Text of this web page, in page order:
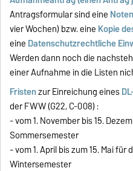
Antragsformular sind eine
vier Wochen) bzw. eine Kopie
eine Datenschutzrechtliche
Werden dann noch die
einer Aufnahme in die Listen
Fristenzur Einreichung eines
der FWW (G22, C-008) :
- vom 1. November bis 15.
Sommersemester
- vom 1. April bis zum 15. Mai
Wintersemester